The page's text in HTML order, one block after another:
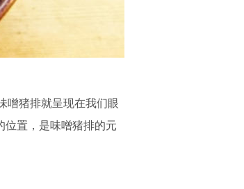
噌猪排就呈现在我们眼
位置，是味噌猪排的元